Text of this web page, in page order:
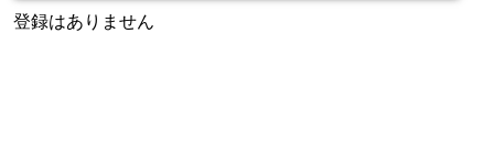
登録はありません